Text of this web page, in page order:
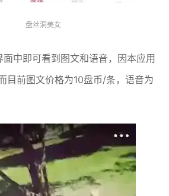
盘丝洞美女
中即可看到图文和语音，因本应用
目前图文价格为10盘币/条，语音为